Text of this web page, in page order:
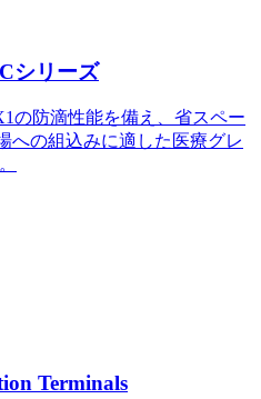
シリーズ
の防滴性能を備え、省スペー
への組込みに適した医療グレ
Terminals